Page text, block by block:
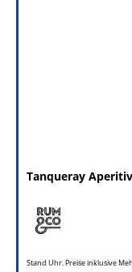
Tanqueray
Stand Uhr. Preise inklusive